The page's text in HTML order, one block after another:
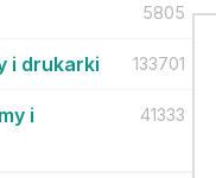
5805
i drukarki 133701
i
41333